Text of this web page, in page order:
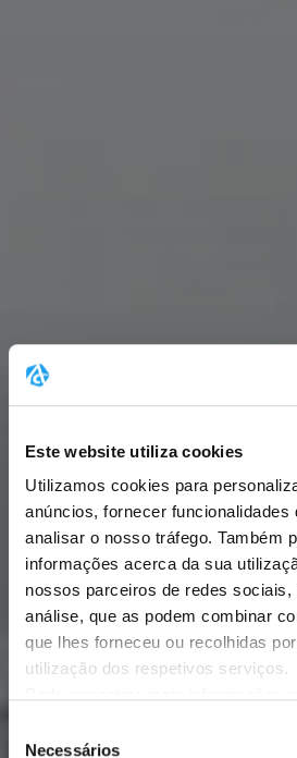
Este website utiliza cookies
Utilizamos cookies para
anúncios, fornecer funcionalidades
analisar o nosso tráfego. Também
informações acerca da sua
nossos parceiros de redes sociais,
análise, que as podem combinar
que lhes forneceu ou recolhidas
utilização dos respetivos serviços.
Cliqueaquipara ir para a
Necessários